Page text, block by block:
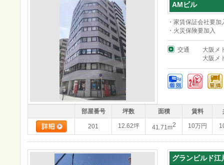
AMビル
・家賃保証会社要加
・火災保険要加入
交通
大阪メ
大阪メ
部屋番号 坪数 面積 賃料
201 12.62坪 41.71m2 10万円
グランビルド江